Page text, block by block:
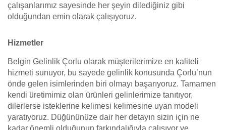
çalışanlarımız sayesinde her şeyin dilediğiniz gibi
olduğundan emin olarak çalışıyoruz.
Hizmetler
Belgin Gelinlik Çorlu olarak müşterilerimize en kaliteli
hizmeti sunuyor, bu sayede gelinlik konusunda Çorlu’nun
önde gelen isimlerinden biri olmayı başarıyoruz. Tamamen
kendi üretimimiz olan ürünleri gelinlerimize tanıtıyor,
dilerlerse isteklerine kelimesi kelimesine uyan modeli
yaratıyoruz. Düğününüze dair her detayın sizin için ne
kadar önemli olduğunun farkındalığıyla çalışıyor ve